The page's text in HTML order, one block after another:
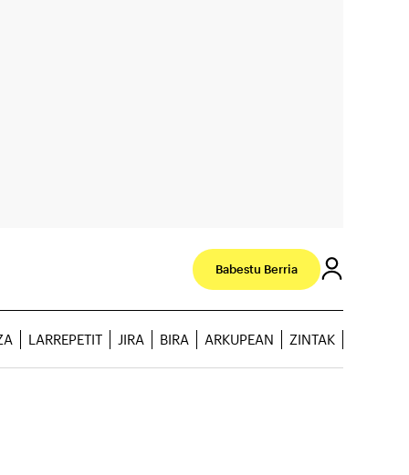
Babestu Berria
LARREPETIT JIRA BIRA ARKUPEAN ZINTAK